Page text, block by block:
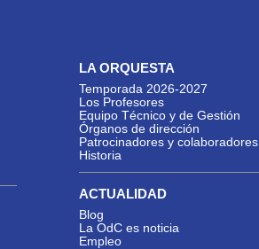
LA ORQUESTA
Temporada 2026-2027
Los Profesores
Equipo Técnico y de Gestión
Órganos de dirección
Patrocinadores y colaboradores
Historia
ACTUALIDAD
Blog
La OdC es noticia
Empleo